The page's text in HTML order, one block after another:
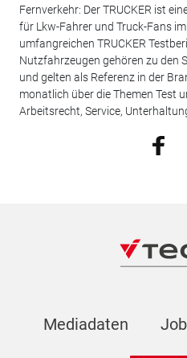
Fernverkehr: Der TRUCKER ist
für Lkw-Fahrer und Truck-Fans
umfangreichen TRUCKER
Nutzfahrzeugen gehören zu den
und gelten als Referenz in der
monatlich über die Themen Test
Arbeitsrecht, Service,
Mediadaten